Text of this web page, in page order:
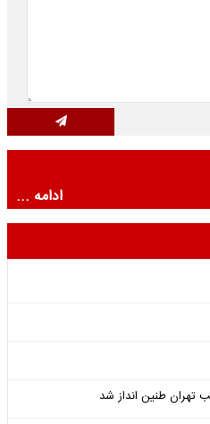
ادامه ...